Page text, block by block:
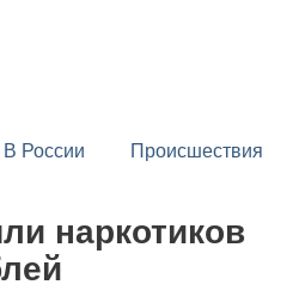
В России Происшествия
наркотиков